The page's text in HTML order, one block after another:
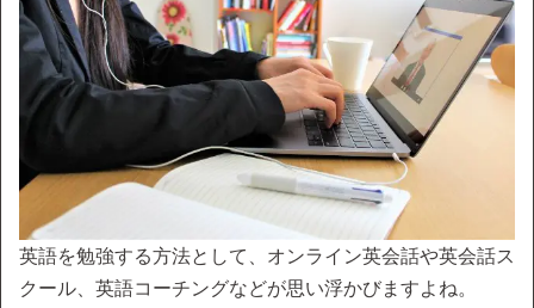
英語を勉強する方法として、オンライン英会話や英会話ス
クール、英語コーチングなどが思い浮かびますよね。